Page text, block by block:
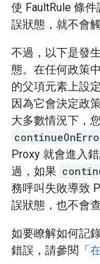
使 FaultRule 條
誤狀態，就不會觸
不過，以下是發
態。在任何政策
的父項元素上設
因為它會決定政
大多數情況下，
Proxy 就會進入
過，如果
務呼叫失敗導致
誤狀態，也不會
如要瞭解如何記
錯誤，請參閱「